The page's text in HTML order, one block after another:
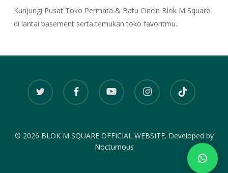
Kunjungi Pusat Toko Permata & Batu Cincin Blok M Square
di lantai basement serta temukan toko favoritmu.
twitter facebook youtube instagram tiktok
© 2026 BLOK M SQUARE OFFICIAL WEBSITE. Developed by
Nocturnous